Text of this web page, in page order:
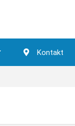
Kontakt